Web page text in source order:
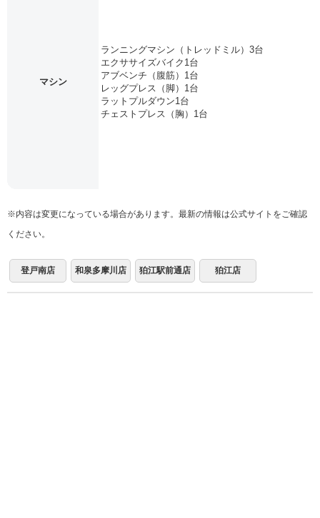
マシン
ランニングマシン（トレッドミル）3台
エクササイズバイク1台
アブベンチ（腹筋）1台
レッグプレス（脚）1台
ラットプルダウン1台
チェストプレス（胸）1台
※内容は変更になっている場合があります。最新の情報は公式サイトをご確認
ください。
登戸南店 和泉多摩川店 狛江駅前通店 狛江店